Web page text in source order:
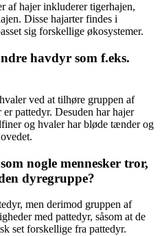
af hajer inkluderer tigerhajen,
Disse hajarter findes i
sig forskellige økosystemer.
havdyr som f.eks.
ved at tilhøre gruppen af
pattedyr. Desuden har hajer
og hvaler har bløde tænder og
nogle mennesker tror,
dyregruppe?
men derimod gruppen af
med pattedyr, såsom at de
set forskellige fra pattedyr.